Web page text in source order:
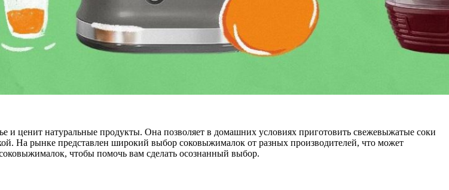
и ценит натуральные продукты. Она позволяет в домашних условиях приготовить свежевыжатые соки
На рынке представлен широкий выбор соковыжималок от разных производителей, что может
чтобы помочь вам сделать осознанный выбор.